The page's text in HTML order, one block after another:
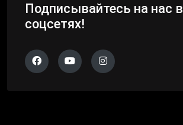
Подписывайтесь на нас в
соцсетях!